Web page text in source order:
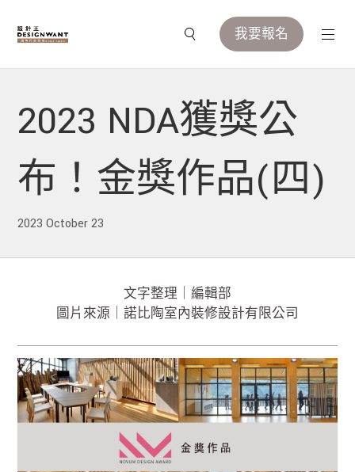
我要報名
2023 NDA獲獎公
布！金獎作品(四)
2023 October 23
文字整理｜編輯部
圖片來源｜諾比陶室內裝修設計有限公司